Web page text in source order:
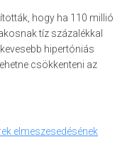
hogy ha 110 millió
tíz százalékkal
hipertóniás
csökkenteni az
elmeszesedésének